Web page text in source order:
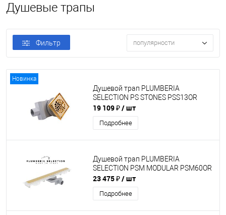
Душевые трапы
Фильтр популярности
Новинка
Душевой трап PLUMBERIA
SELECTION PS STONES PSS13OR
19 109 ₽/ шт
Подробнее
Душевой трап PLUMBERIA
SELECTION PSM MODULAR PSM60OR
23 475 ₽/ шт
Подробнее